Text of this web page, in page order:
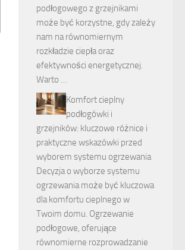
podłogowego z grzejnikami
może być korzystne, gdy zależy
nam na równomiernym
rozkładzie ciepła oraz
efektywności energetycznej.
Warto …
Komfort cieplny
podłogówki i
grzejników: kluczowe różnice i
praktyczne wskazówki przed
wyborem systemu ogrzewania
Decyzja o wyborze systemu
ogrzewania może być kluczowa
dla komfortu cieplnego w
Twoim domu. Ogrzewanie
podłogowe, oferujące
równomierne rozprowadzanie